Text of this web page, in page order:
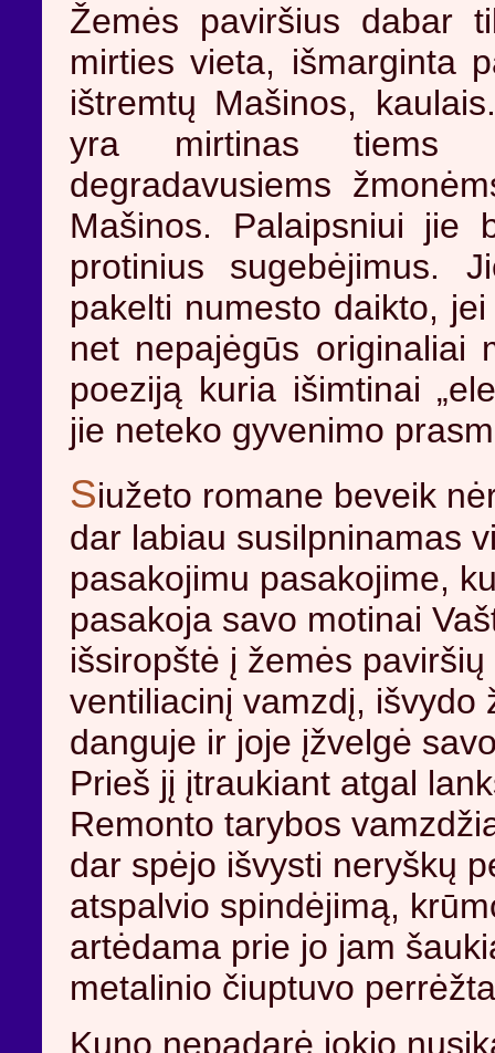
Žemės paviršius dabar
mirties vieta, išmarginta
ištremtų Mašinos,
yra mirtinas tiems
degradavusiems
Mašinos. Palaipsniui jie
protinius sugebėjimus.
pakelti numesto daikto,
net nepajėgūs originaliai
poeziją kuria išimtinai
jie neteko gyvenimo
Siužeto romane beveik
dar labiau susilpninamas
pasakojimu pasakojime,
pasakoja savo motinai
išsiropštė į žemės paviršių
ventiliacinį vamzdį, išvydo
danguje ir joje įžvelgė
Prieš jį įtraukiant atgal
Remonto tarybos
dar spėjo išvysti neryškų
atspalvio spindėjimą,
artėdama prie jo jam
metalinio čiuptuvo
Kuno nepadarė jokio